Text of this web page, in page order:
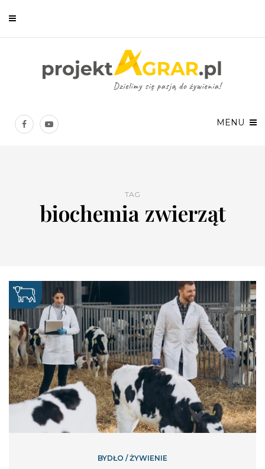
MENU
TAG
biochemia zwierząt
BYDŁO /ŻYWIENIE
Chcesz być na bieżąco? Zostaw swój e-mail, a raz w tygodniu
prześlemy Ci nasze najlepsze artykuły!
Twoje dane osobowe będą przetwarzane zgodnie zPolityką prywatności